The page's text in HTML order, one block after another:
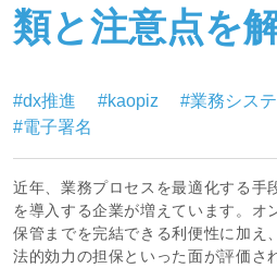
類と注意点を
#dx推進 #kaopiz #業務シス
#電子署名
近年、業務プロセスを最適化する手
を導入する企業が増えています。オ
保管までを完結できる利便性に加え
法的効力の担保といった面が評価さ